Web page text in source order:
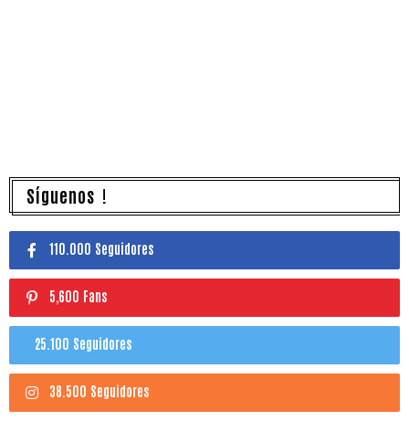
Síguenos !
110.000 Seguidores
5,600 Fans
25.100 Seguidores
38.500 Seguidores